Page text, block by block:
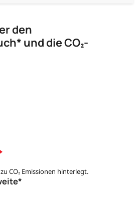
den
und die CO₂-
CO₂ Emissionen hinterlegt.